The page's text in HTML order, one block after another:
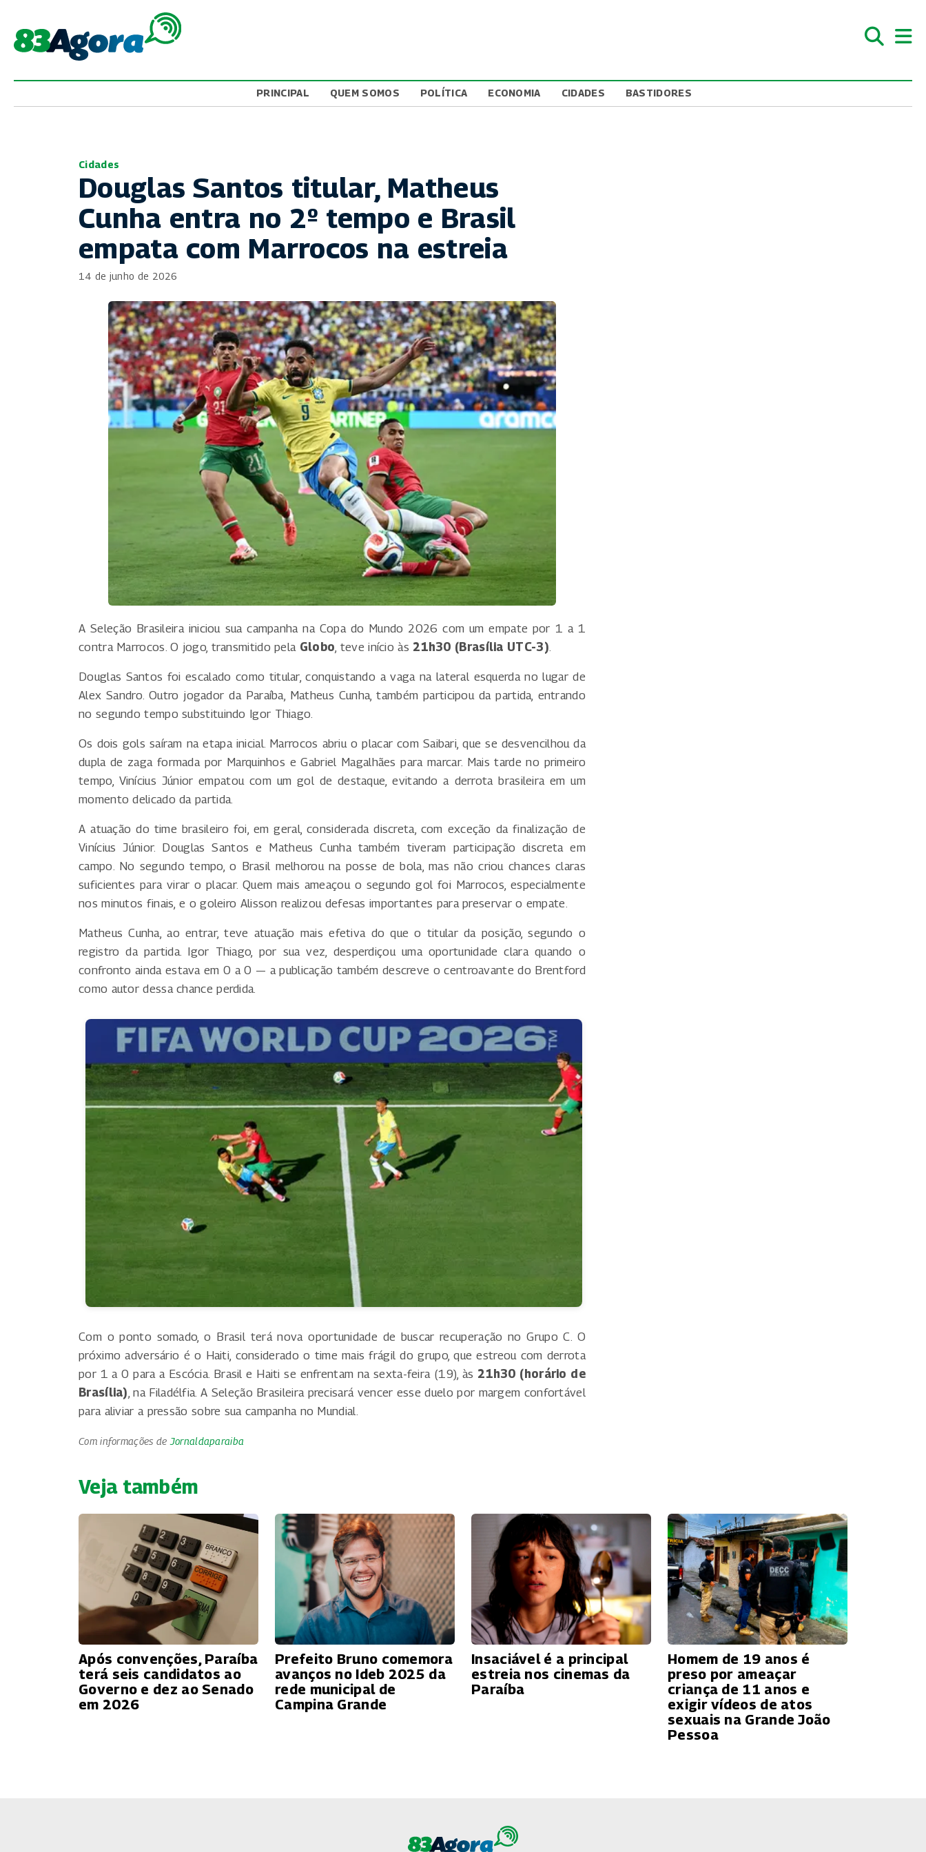
PRINCIPAL QUEM SOMOS POLÍTICA ECONOMIA CIDADES BASTIDORES
Cidades
Douglas Santos titular, Matheus
Cunha entra no 2º tempo e Brasil
empata com Marrocos na estreia
14 de junho de 2026
A Seleção Brasileira iniciou sua campanha na Copa do Mundo 2026 com um empate por 1 a 1
contra Marrocos. O jogo, transmitido pela Globo, teve início às 21h30 (Brasília UTC-3).
Douglas Santos foi escalado como titular, conquistando a vaga na lateral esquerda no lugar de
Alex Sandro. Outro jogador da Paraíba, Matheus Cunha, também participou da partida, entrando
no segundo tempo substituindo Igor Thiago.
Os dois gols saíram na etapa inicial. Marrocos abriu o placar com Saibari, que se desvencilhou da
dupla de zaga formada por Marquinhos e Gabriel Magalhães para marcar. Mais tarde no primeiro
tempo, Vinícius Júnior empatou com um gol de destaque, evitando a derrota brasileira em um
momento delicado da partida.
A atuação do time brasileiro foi, em geral, considerada discreta, com exceção da finalização de
Vinícius Júnior. Douglas Santos e Matheus Cunha também tiveram participação discreta em
campo. No segundo tempo, o Brasil melhorou na posse de bola, mas não criou chances claras
suficientes para virar o placar. Quem mais ameaçou o segundo gol foi Marrocos, especialmente
nos minutos finais, e o goleiro Alisson realizou defesas importantes para preservar o empate.
Matheus Cunha, ao entrar, teve atuação mais efetiva do que o titular da posição, segundo o
registro da partida. Igor Thiago, por sua vez, desperdiçou uma oportunidade clara quando o
confronto ainda estava em 0 a 0 — a publicação também descreve o centroavante do Brentford
como autor dessa chance perdida.
Com o ponto somado, o Brasil terá nova oportunidade de buscar recuperação no Grupo C. O
próximo adversário é o Haiti, considerado o time mais frágil do grupo, que estreou com derrota
por 1 a 0 para a Escócia. Brasil e Haiti se enfrentam na sexta-feira (19), às 21h30 (horário de
Brasília) , na Filadélfia. A Seleção Brasileira precisará vencer esse duelo por margem confortável
para aliviar a pressão sobre sua campanha no Mundial.
Com informações de Jornaldaparaiba
Veja também
Após convenções, Paraíba
terá seis candidatos ao
Governo e dez ao Senado
em 2026
Prefeito Bruno comemora
avanços no Ideb 2025 da
rede municipal de
Campina Grande
Insaciável é a principal
estreia nos cinemas da
Paraíba
Homem de 19 anos é
preso por ameaçar
criança de 11 anos e
exigir vídeos de atos
sexuais na Grande João
Pessoa